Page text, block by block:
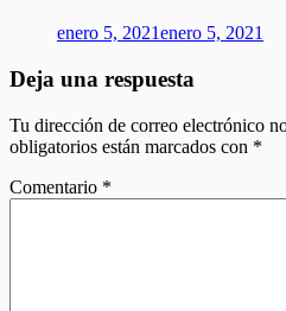
enero 5, 2021enero 5, 2021
Deja una respuesta
Tu dirección de correo electrónico
obligatorios están marcados con *
Comentario *